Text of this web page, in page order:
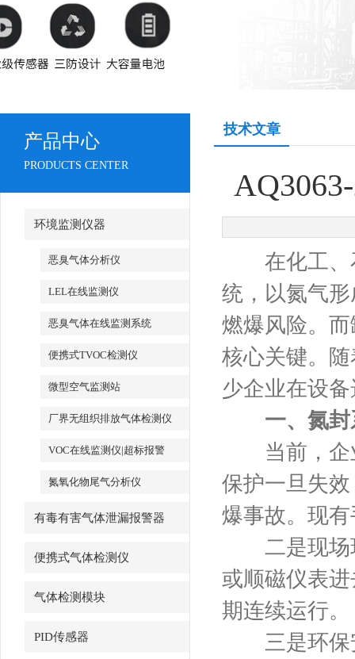
产品中心
PRODUCTS CENTER
环境监测仪器
恶臭气体分析仪
LEL在线监测仪
恶臭气体在线监测系统
便携式TVOC检测仪
微型空气监测站
厂界无组织排放气体检测仪
VOC在线监测仪|超标报警
氮氧化物尾气分析仪
有毒有害气体泄漏报警器
便携式气体检测仪
气体检测模块
PID传感器
技术文章
在化工、石
统，以氮气
燃爆风险。
核心关键。
少企业在设
一、氮
当前，企业
保护一旦失
爆事故。现
二是现场环
或顺磁仪表
期连续运行。
三是环保安